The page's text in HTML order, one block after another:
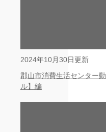
2024年10月30日更新
郡山市消費生活センター
ル】編